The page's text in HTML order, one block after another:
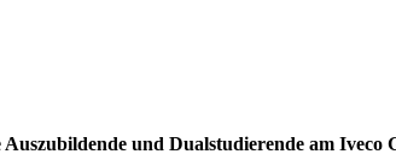
und Dualstudierende am